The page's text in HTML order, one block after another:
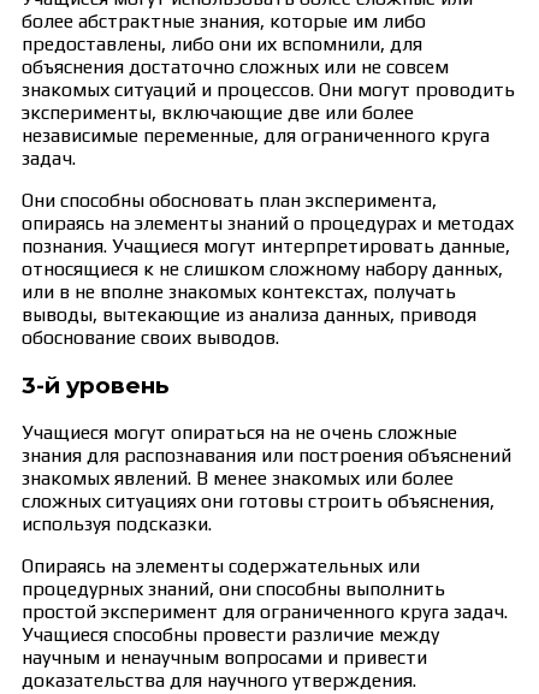
более абстрактные знания, которые им либо
предоставлены, либо они их вспомнили, для
объяснения достаточно сложных или не совсем
знакомых ситуаций и процессов. Они могут проводить
эксперименты, включающие две или более
независимые переменные, для ограниченного круга
задач.
Они способны обосновать план эксперимента,
опираясь на элементы знаний о процедурах и методах
познания. Учащиеся могут интерпретировать данные,
относящиеся к не слишком сложному набору данных,
или в не вполне знакомых контекстах, получать
выводы, вытекающие из анализа данных, приводя
обоснование своих выводов.
3-й уровень
Учащиеся могут опираться на не очень сложные
знания для распознавания или построения объяснений
знакомых явлений. В менее знакомых или более
сложных ситуациях они готовы строить объяснения,
используя подсказки.
Опираясь на элементы содержательных или
процедурных знаний, они способны выполнить
простой эксперимент для ограниченного круга задач.
Учащиеся способны провести различие между
научным и ненаучным вопросами и привести
доказательства для научного утверждения.